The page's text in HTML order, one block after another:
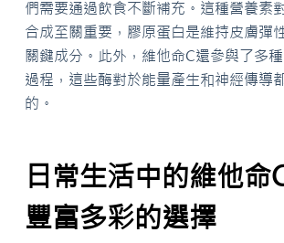
們需要通過飲食不斷補充。這種營養素
合成至關重要，膠原蛋白是維持皮膚彈
關鍵成分。此外，維他命C還參與了多
過程，這些酶對於能量產生和神經傳導
的。
日常生活中的維他命
豐富多彩的選擇